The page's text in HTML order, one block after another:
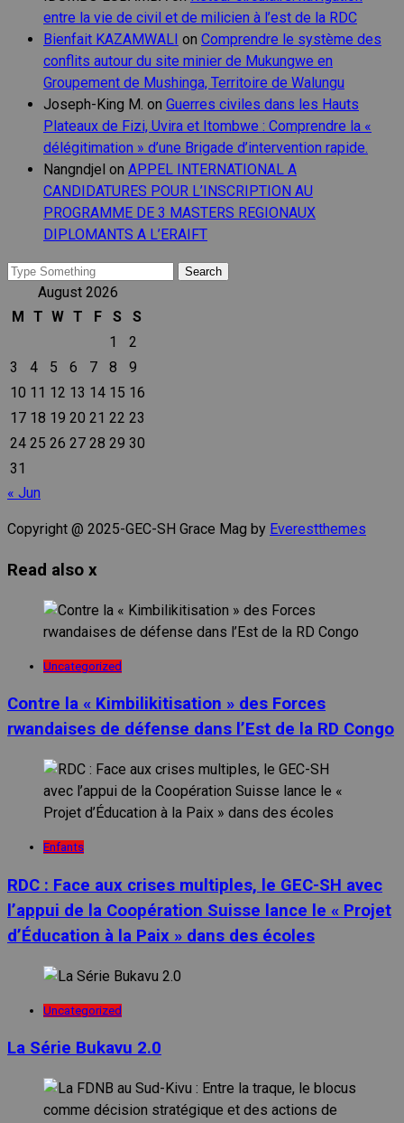
entre la vie de civil et de milicien à l’est de la RDC
Bienfait KAZAMWALI on Comprendre le système des
conflits autour du site minier de Mukungwe en
Groupement de Mushinga, Territoire de Walungu
Joseph-King M. on Guerres civiles dans les Hauts
Plateaux de Fizi, Uvira et Itombwe : Comprendre la «
délégitimation » d’une Brigade d’intervention rapide.
Nangndjel on APPEL INTERNATIONAL A
CANDIDATURES POUR L’INSCRIPTION AU
PROGRAMME DE 3 MASTERS REGIONAUX
DIPLOMANTS A L’ERAIFT
Search
August 2026
M
T W T F S
S
1
2
3
4 5 6 7 8
9
10 11 12 13 14 15 16
17 18 19 20 21 22 23
24 25 26 27 28 29 30
31
« Jun
Copyright @ 2025-GEC-SH Grace Mag by Everestthemes
Read also x
Uncategorized
Contre la « Kimbilikitisation » des Forces
rwandaises de défense dans l’Est de la RD Congo
Enfants
RDC : Face aux crises multiples, le GEC-SH avec
l’appui de la Coopération Suisse lance le « Projet
d’Éducation à la Paix » dans des écoles
Uncategorized
La Série Bukavu 2.0